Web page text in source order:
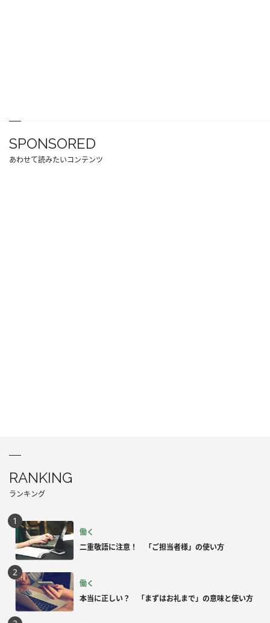
SPONSORED
あわせて読みたいコンテンツ
RANKING
ランキング
働く
二重敬語に注意！ 「ご担当者様」の使い方
働く
本当に正しい？ 「まずはお礼まで」の意味と使い方